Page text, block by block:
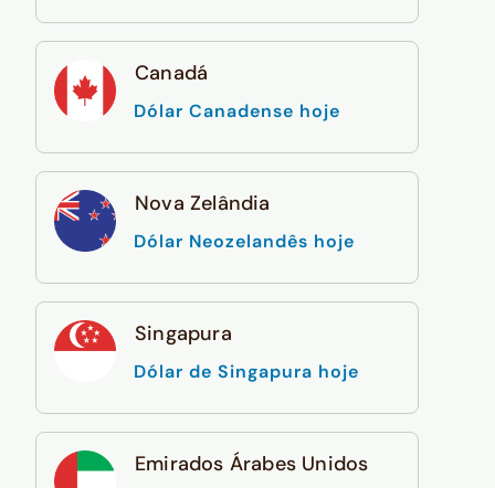
Canadá
Dólar Canadense hoje
Nova Zelândia
Dólar Neozelandês hoje
Singapura
Dólar de Singapura hoje
Emirados Árabes Unidos